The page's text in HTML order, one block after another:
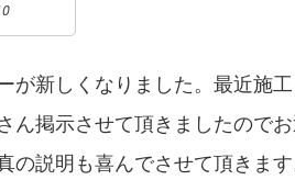
が新しくなりました。最近施
ん掲示させて頂きましたので
の説明も喜んでさせて頂きま